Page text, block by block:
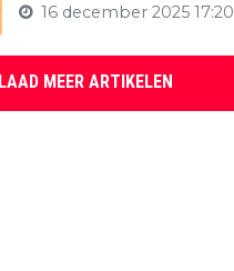
16 december 2025 17:20
LAAD MEER ARTIKELEN